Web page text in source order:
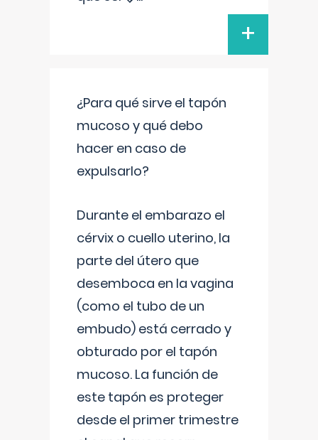
+
¿Para qué sirve el tapón
mucoso y qué debo
hacer en caso de
expulsarlo?
Durante el embarazo el
cérvix o cuello uterino, la
parte del útero que
desemboca en la vagina
(como el tubo de un
embudo) está cerrado y
obturado por el tapón
mucoso. La función de
este tapón es proteger
desde el primer trimestre